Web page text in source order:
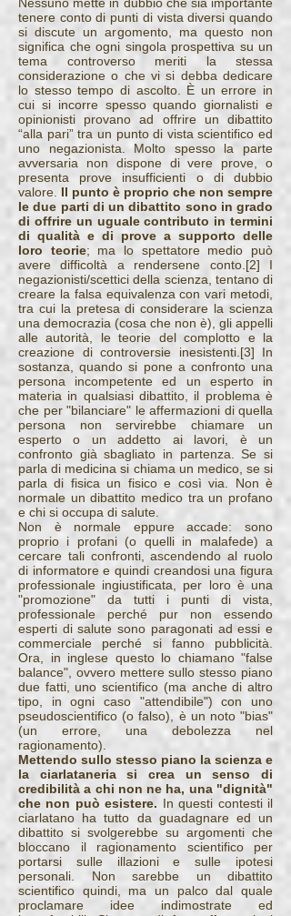
tenere conto di punti di vista diversi quando
si discute un argomento, ma questo non
significa che ogni singola prospettiva su un
tema controverso meriti la stessa
considerazione o che vi si debba dedicare
lo stesso tempo di ascolto. È un errore in
cui si incorre spesso quando giornalisti e
opinionisti provano ad offrire un dibattito
“alla pari” tra un punto di vista scientifico ed
uno negazionista. Molto spesso la parte
avversaria non dispone di vere prove, o
presenta prove insufficienti o di dubbio
valore. Il punto è proprio che non sempre
le due parti di un dibattito sono in grado
di offrire un uguale contributo in termini
di qualità e di prove a supporto delle
loro teorie; ma lo spettatore medio può
avere difficoltà a rendersene conto.[2] I
negazionisti/scettici della scienza, tentano di
creare la falsa equivalenza con vari metodi,
tra cui la pretesa di considerare la scienza
una democrazia (cosa che non è), gli appelli
alle autorità, le teorie del complotto e la
creazione di controversie inesistenti.[3] In
sostanza, quando si pone a confronto una
persona incompetente ed un esperto in
materia in qualsiasi dibattito, il problema è
che per "bilanciare" le affermazioni di quella
persona non servirebbe chiamare un
esperto o un addetto ai lavori, è un
confronto già sbagliato in partenza. Se si
parla di medicina si chiama un medico, se si
parla di fisica un fisico e così via. Non è
normale un dibattito medico tra un profano
e chi si occupa di salute.
Non è normale eppure accade: sono
proprio i profani (o quelli in malafede) a
cercare tali confronti, ascendendo al ruolo
di informatore e quindi creandosi una figura
professionale ingiustificata, per loro è una
"promozione" da tutti i punti di vista,
professionale perché pur non essendo
esperti di salute sono paragonati ad essi e
commerciale perché si fanno pubblicità.
Ora, in inglese questo lo chiamano "false
balance", ovvero mettere sullo stesso piano
due fatti, uno scientifico (ma anche di altro
tipo, in ogni caso "attendibile") con uno
pseudoscientifico (o falso), è un noto "bias"
(un errore, una debolezza nel
ragionamento).
Mettendo sullo stesso piano la scienza e
la ciarlataneria si crea un senso di
credibilità a chi non ne ha, una "dignità"
che non può esistere. In questi contesti il
ciarlatano ha tutto da guadagnare ed un
dibattito si svolgerebbe su argomenti che
bloccano il ragionamento scientifico per
portarsi sulle illazioni e sulle ipotesi
personali. Non sarebbe un dibattito
scientifico quindi, ma un palco dal quale
proclamare idee indimostrate ed